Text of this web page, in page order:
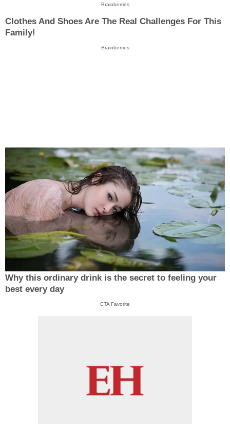
Brainberries
Clothes And Shoes Are The Real Challenges For This
Family!
Brainberries
Why this ordinary drink is the secret to feeling your
best every day
CTA Favorite